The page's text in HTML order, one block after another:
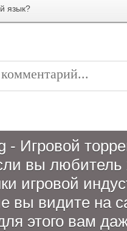
язык?
- Игровой
вы
игровой
вы видите на
этого вам